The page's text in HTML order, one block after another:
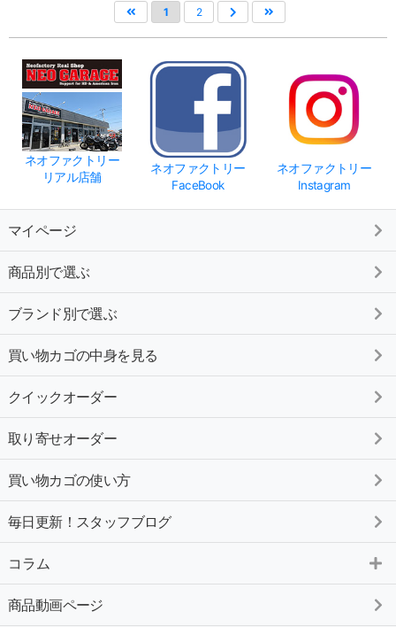
1 2
ネオファクトリー
リアル店舗
ネオファクトリー
FaceBook
ネオファクトリー
Instagram
マイページ
商品別で選ぶ
ブランド別で選ぶ
買い物カゴの中身を見る
クイックオーダー
取り寄せオーダー
買い物カゴの使い方
毎日更新！スタッフブログ
コラム
商品動画ページ